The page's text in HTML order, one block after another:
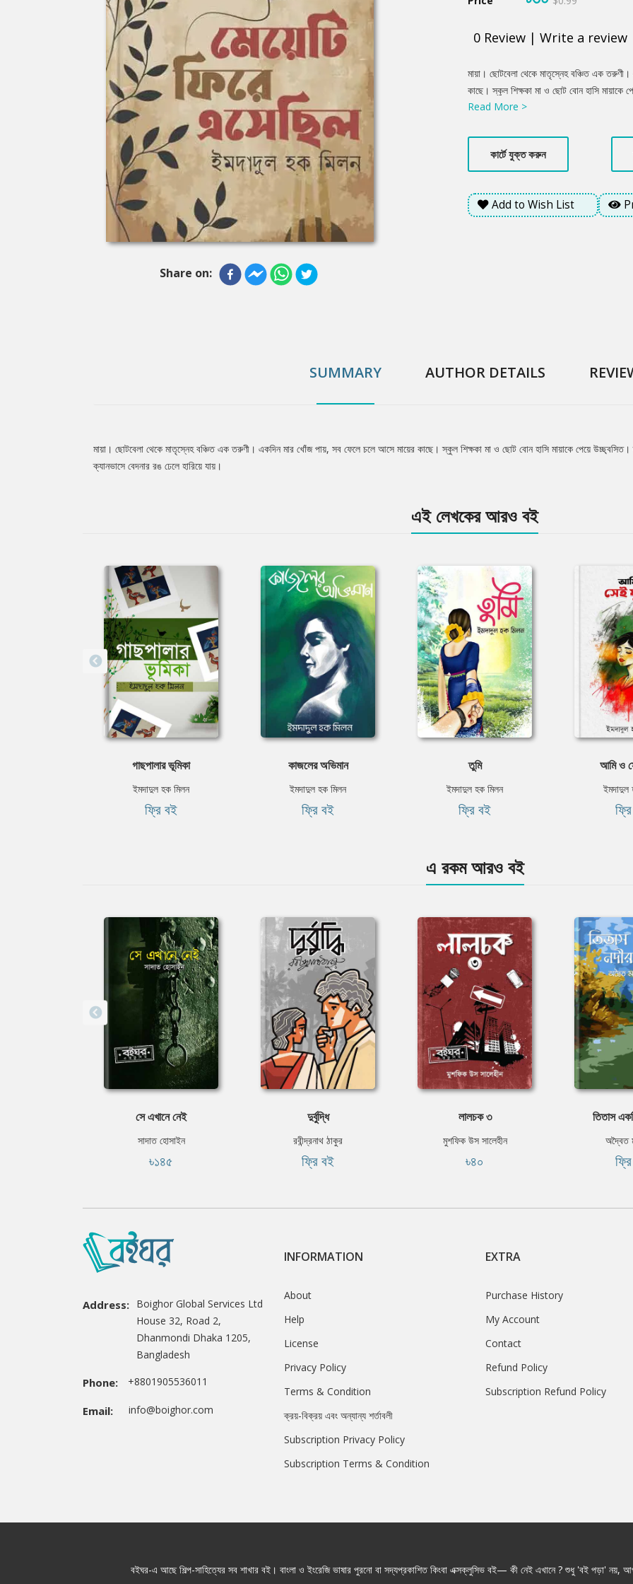
Share on:
0 Review | Write a review
Product
Summery
মায়া। ছোটবেলা থেকে মাতৃস্নেহ বঞ্চিত এক
কাছে। স্কুল শিক্ষকা মা ও ছোট বোন হাসি মায়াকে
হঠাৎ একদিন মায়া এই আনন্দের ক্যানভাসে বেদনার রঙ
Read More >
কার্টে যুক্ত করুন
Add to Wish List
SUMMARY AUTHOR DETAILS
Tab
মায়া। ছোটবেলা থেকে মাতৃস্নেহ বঞ্চিত এক তরুণী। একদিন মার খোঁজ পায়, সব ফেলে চলে আসে মায়ের কাছে। স্কুল শিক্ষকা মা ও ছোট বোন হাসি মায়াকে পেয়ে
ক্যানভাসে বেদনার রঙ ঢেলে হারিয়ে যায়।
এই লেখকের আরও বই
গাছপালার ভূমিকা
ইমদাদুল হক মিলন
ফ্রি বই
কাজলের অভিমান
ইমদাদুল হক মিলন
ফ্রি বই
তুমি
ইমদাদুল হক মিলন
ফ্রি বই
আমি ও
ইমদাদুল
এ রকম আরও বই
সে এখানে নেই
সাদাত হোসাইন
৳১৪৫
দুর্বুদ্ধি
রবীন্দ্রনাথ ঠাকুর
ফ্রি বই
লালচক ৩
মুশফিক উস সালেহীন
৳৪০
তিতাস
অদ্বৈত
Address: Boighor Global Services Ltd
House 32, Road 2,
Dhanmondi Dhaka 1205,
Bangladesh
Phone: +8801905536011
Email: info@boighor.com
INFORMATION
About
Help
License
Privacy Policy
Terms & Condition
ক্রয়-বিক্রয় এবং অন্যান্য শর্তাবলী
Subscription Privacy Policy
Subscription Terms & Condition
EXTRA
Purchase History
My Account
Contact
Refund Policy
Subscription Refund Policy
বইঘর-এ আছে শিল্প-সাহিত্যের সব শাখার বই। বাংলা ও ইংরেজি ভাষার পুরনো বা সদ্যপ্রকাশিত কিংবা এক্সক্লুসিভ বই— কী নেই এখানে ? শুধু 'বই পড়া' নয়,